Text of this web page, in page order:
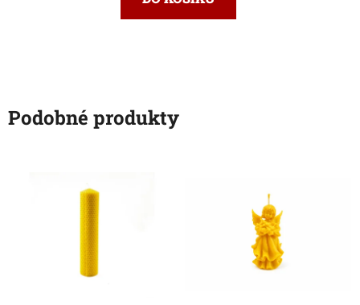
Podobné produkty